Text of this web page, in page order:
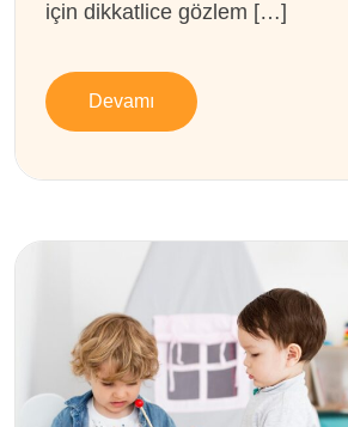
için dikkatlice gözlem […]
Devamı